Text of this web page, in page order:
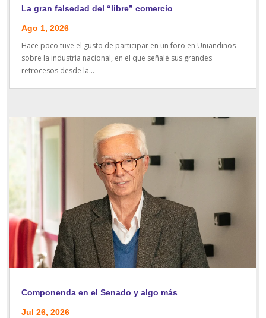
La gran falsedad del “libre” comercio
Ago 1, 2026
Hace poco tuve el gusto de participar en un foro en Uniandinos
sobre la industria nacional, en el que señalé sus grandes
retrocesos desde la...
Componenda en el Senado y algo más
Jul 26, 2026